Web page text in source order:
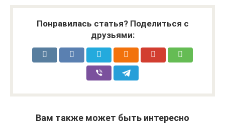
Понравилась статья? Поделиться с
друзьями:
Вам также может быть интересно